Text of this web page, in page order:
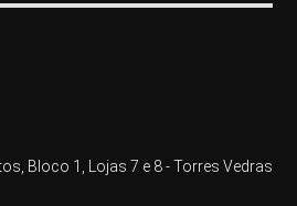
Bloco 1, Lojas 7 e 8 - Torres Vedras